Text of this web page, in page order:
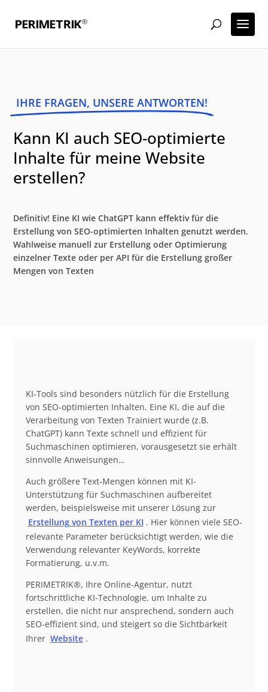
IHRE FRAGEN, UNSERE ANTWORTEN!
Kann KI auch SEO-optimierte
Inhalte für meine Website
erstellen?
Definitiv! Eine KI wie ChatGPT kann effektiv für die
Erstellung von SEO-optimierten Inhalten genutzt werden.
Wahlweise manuell zur Erstellung oder Optimierung
einzelner Texte oder per API für die Erstellung großer
Mengen von Texten
KI-Tools sind besonders nützlich für die Erstellung
von SEO-optimierten Inhalten. Eine KI, die auf die
Verarbeitung von Texten Trainiert wurde (z.B.
ChatGPT) kann Texte schnell und effizient für
Suchmaschinen optimieren, vorausgesetzt sie erhält
sinnvolle Anweisungen…
Auch größere Text-Mengen können mit KI-
Unterstützung für Suchmaschinen aufbereitet
werden, beispielsweise mit unserer Lösung zur
Erstellung von Texten per KI . Hier können viele SEO-
relevante Parameter berücksichtigt werden, wie die
Verwendung relevanter KeyWords, korrekte
Formatierung, u.v.m.
PERIMETRIK®, Ihre Online-Agentur, nutzt
fortschrittliche KI-Technologie, um Inhalte zu
erstellen, die nicht nur ansprechend, sondern auch
SEO-effizient sind, und steigert so die Sichtbarkeit
Ihrer Website .